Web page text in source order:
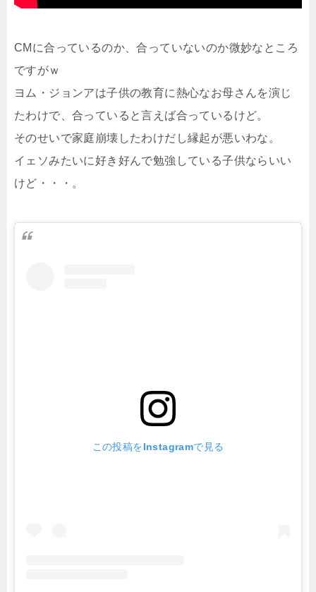
CMに合っているのか、合っていないのか微妙なところ
ですがｗ
ヨム・ジョンアは子供の教育に熱心なお母さんを演じ
たわけで、合っていると言えば合っているけど。
そのせいで家庭崩壊したわけだし縁起が悪いわな。
イェソみたいに好き好んで勉強している子供ならいい
けど・・・。
この投稿をInstagramで見る